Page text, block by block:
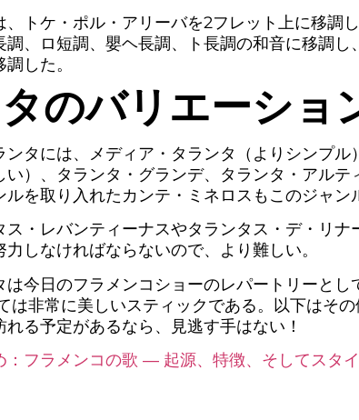
、トケ・ポル・アリーバを2フレット上に移
調、ロ短調、嬰ヘ長調、ト長調の和音に移調
した。
のバリエーショ
ンタには、メディア・タランタ（よりシンプ
い）、タランタ・グランデ、タランタ・アル
を取り入れたカンテ・ミネロスもこのジャン
ス・レバンティーナスやタランタス・デ・リ
しなければならないので、より難しい。
は今日のフラメンコショーのレパートリーとし
は非常に美しいスティックである。以下はその
る予定があるなら、見逃す手はない！
：フラメンコの歌 ― 起源、特徴、そしてスタ